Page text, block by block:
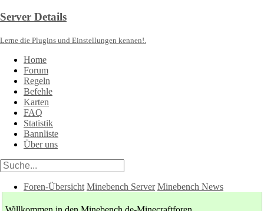
Server Details
Lerne die Plugins und Einstellungen kennen!.
Home
Forum
Regeln
Befehle
Karten
FAQ
Statistik
Bannliste
Über uns
Foren-Übersicht Minebench Server Minebench News